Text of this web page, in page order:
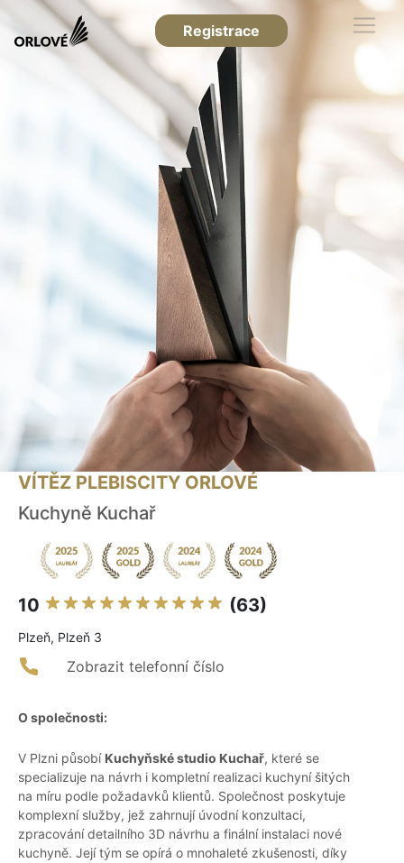
Registrace
VÍTĚZ PLEBISCITY ORLOVÉ
Kuchyně Kuchař
10 (63)
Plzeň, Plzeň 3
Zobrazit telefonní číslo
O společnosti:
V Plzni působí Kuchyňské studio Kuchař, které se
specializuje na návrh i kompletní realizaci kuchyní šitých
na míru podle požadavků klientů. Společnost poskytuje
komplexní služby, jež zahrnují úvodní konzultaci,
zpracování detailního 3D návrhu a finální instalaci nové
kuchyně. Její tým se opírá o mnohaleté zkušenosti, díky